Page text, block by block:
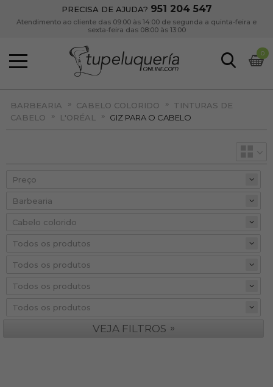
PRECISA DE AJUDA? 951 204 547
Atendimento ao cliente das 09:00 às 14:00 de segunda a quinta-feira e
sexta-feira das 08:00 às 13:00
0
BARBEARIA » CABELO COLORIDO » TINTURAS DE
CABELO
» L'ORÉAL » GIZ PARA O CABELO
Preço
VEJA FILTROS »